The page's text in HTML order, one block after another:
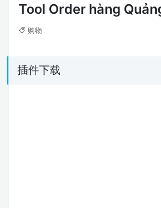
Tool Order hàng
购物
插件下载